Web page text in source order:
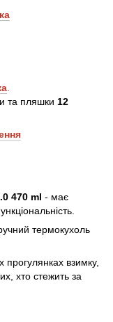
.
та пляшки 12
470 ml - має
термокухоль
прогулянках взимку,
хто стежить за